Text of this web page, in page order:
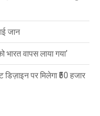
जान
वापस लाया गया’
पर मिलेगा ₹50 हजार